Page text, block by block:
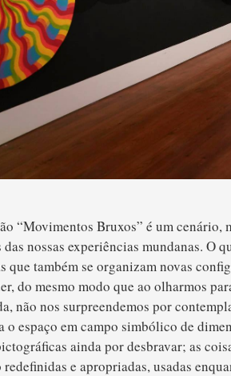
“Movimentos Bruxos” é um
das nossas experiências mundanas. O
que também se organizam novas
do mesmo modo que ao olharmos
não nos surpreendemos por
o espaço em campo simbólico de
ainda por desbravar; as
e apropriadas, usadas